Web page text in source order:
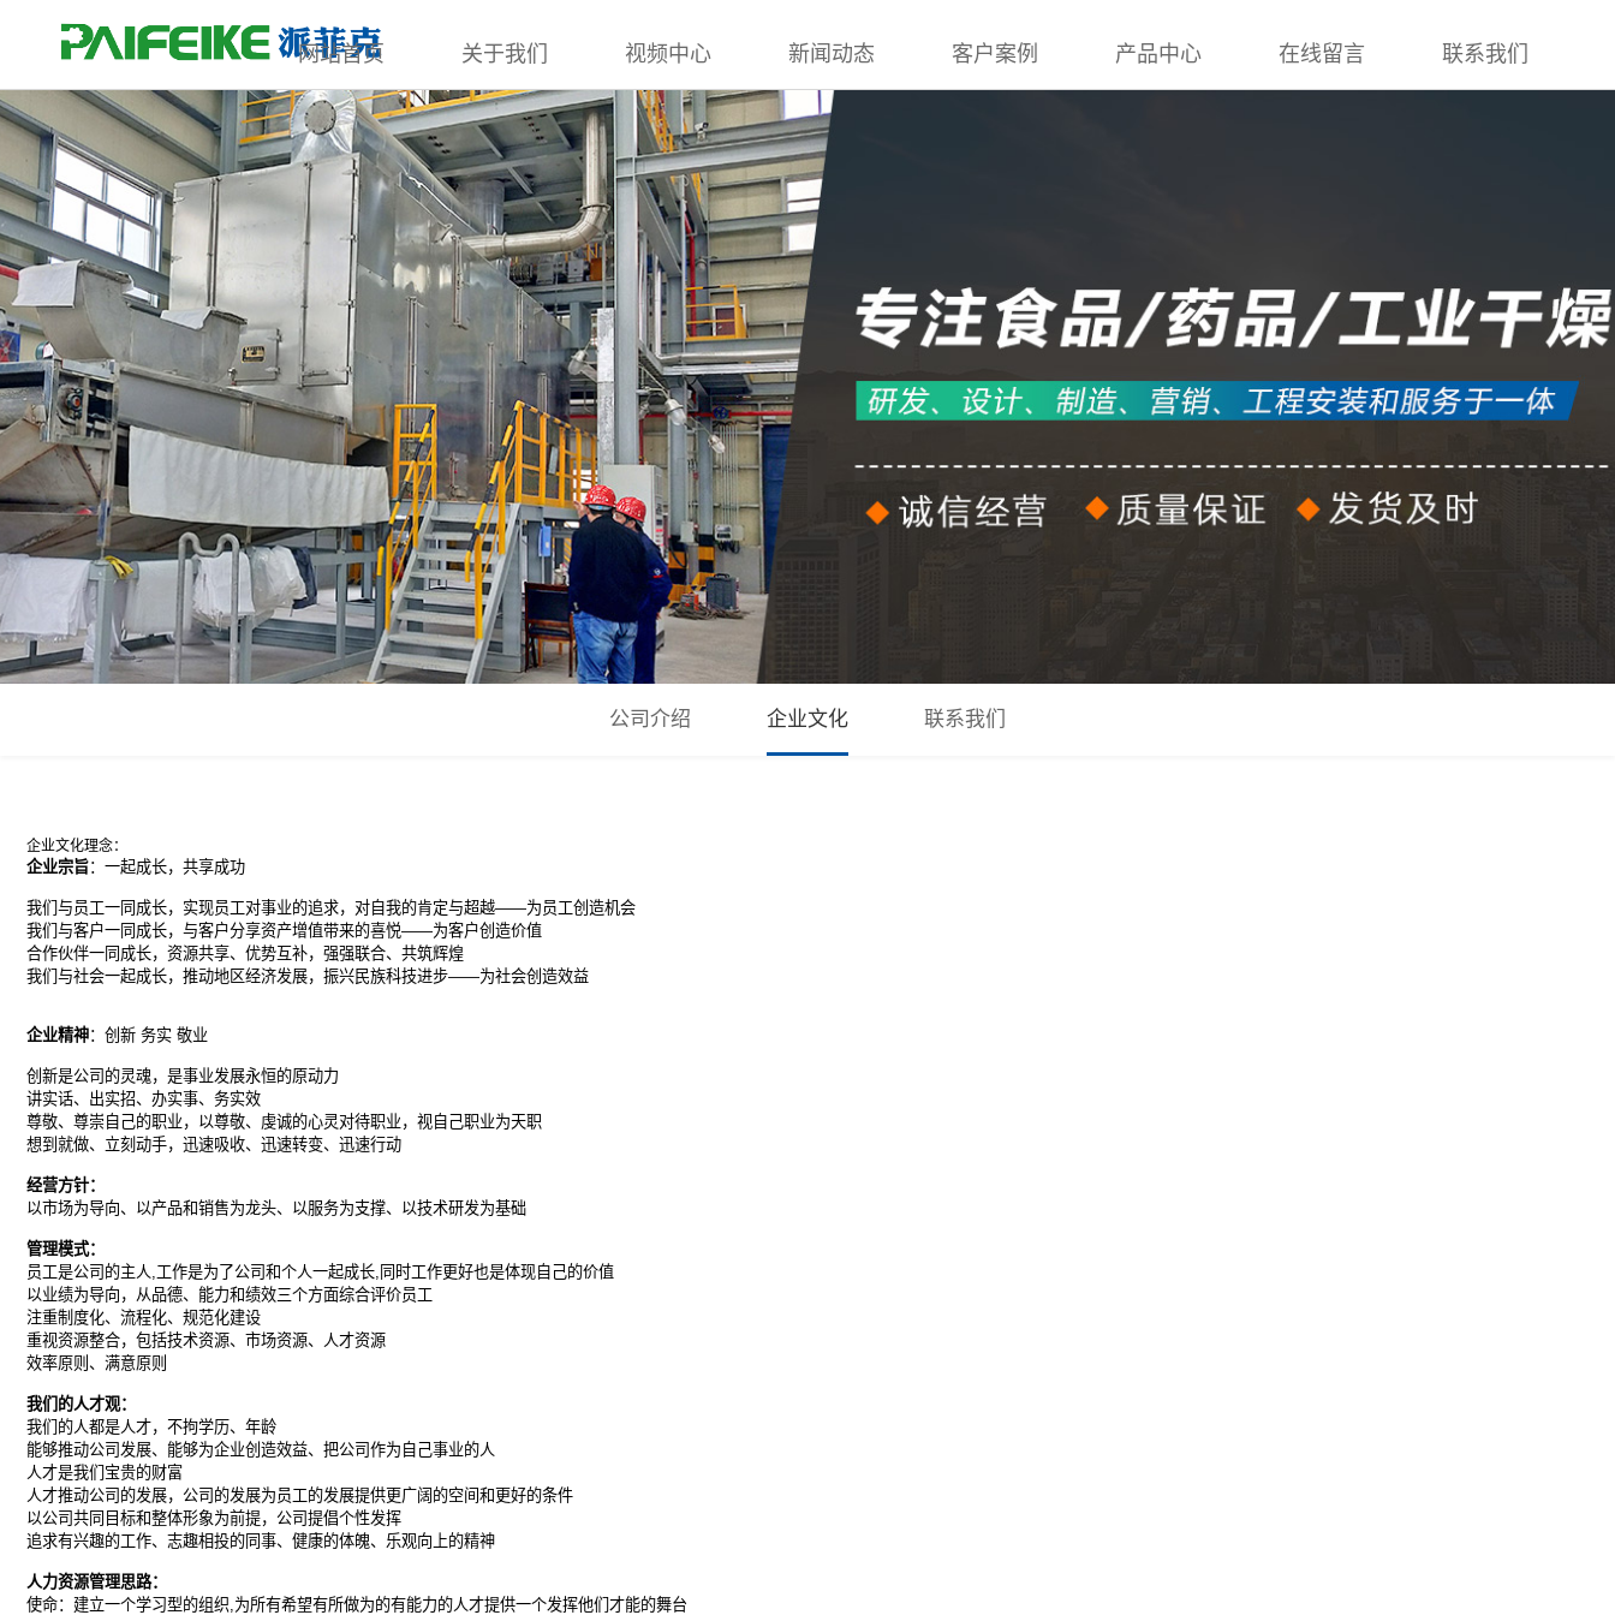
网站首页 关于我们 视频中心 新闻动态 客户案例 产品中心 在线留言 联系我们
公司介绍 企业文化 联系我们
企业文化理念：
企业宗旨：一起成长，共享成功
我们与员工一同成长，实现员工对事业的追求，对自我的肯定与超越——为员工创造机会
我们与客户一同成长，与客户分享资产增值带来的喜悦——为客户创造价值
合作伙伴一同成长，资源共享、优势互补，强强联合、共筑辉煌
我们与社会一起成长，推动地区经济发展，振兴民族科技进步——为社会创造效益
企业精神：创新 务实 敬业
创新是公司的灵魂，是事业发展永恒的原动力
讲实话、出实招、办实事、务实效
尊敬、尊崇自己的职业，以尊敬、虔诚的心灵对待职业，视自己职业为天职
想到就做、立刻动手，迅速吸收、迅速转变、迅速行动
经营方针：
以市场为导向、以产品和销售为龙头、以服务为支撑、以技术研发为基础
管理模式：
员工是公司的主人,工作是为了公司和个人一起成长,同时工作更好也是体现自己的价值
以业绩为导向，从品德、能力和绩效三个方面综合评价员工
注重制度化、流程化、规范化建设
重视资源整合，包括技术资源、市场资源、人才资源
效率原则、满意原则
我们的人才观：
我们的人都是人才，不拘学历、年龄
能够推动公司发展、能够为企业创造效益、把公司作为自己事业的人
人才是我们宝贵的财富
人才推动公司的发展，公司的发展为员工的发展提供更广阔的空间和更好的条件
以公司共同目标和整体形象为前提，公司提倡个性发挥
追求有兴趣的工作、志趣相投的同事、健康的体魄、乐观向上的精神
人力资源管理思路：
使命：建立一个学习型的组织,为所有希望有所做为的有能力的人才提供一个发挥他们才能的舞台